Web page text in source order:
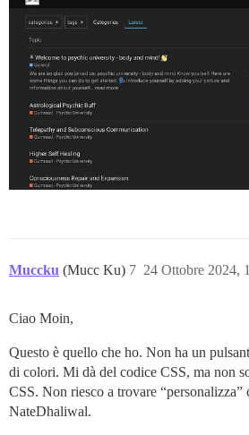
Muccku (Mucc Ku) 24 Ottobre 2024,
7
Ciao Moin,
Questo è quello che ho. Non ha un
di colori. Mi dà del codice CSS, ma non
CSS. Non riesco a trovare “personalizza”
NateDhaliwal.